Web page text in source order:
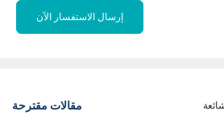
إرسال الاستفسار الآن
مقالات مقترحة